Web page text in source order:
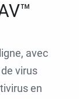
avec
virus
en